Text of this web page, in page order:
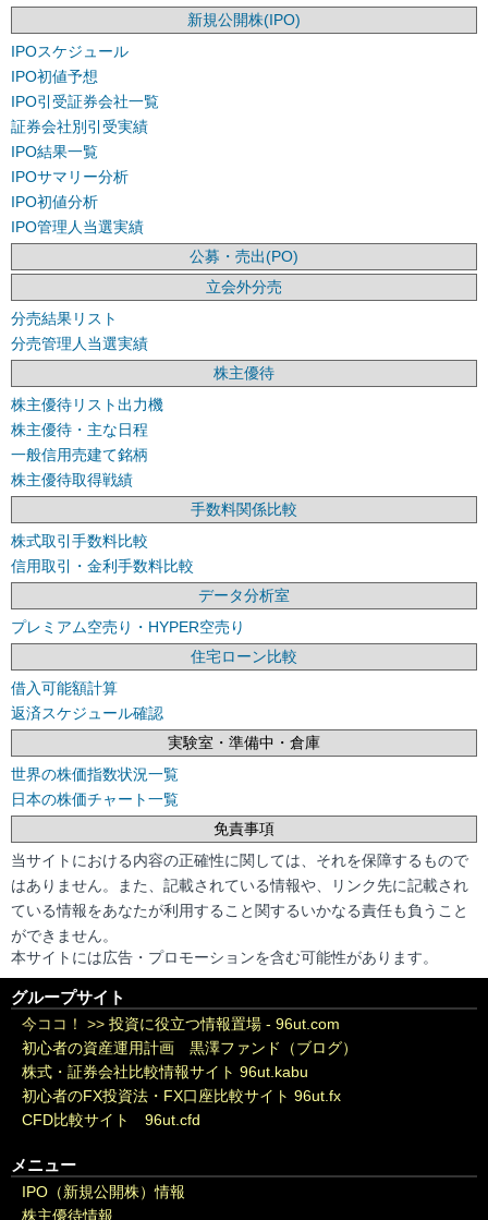
新規公開株(IPO)
IPOスケジュール
IPO初値予想
IPO引受証券会社一覧
証券会社別引受実績
IPO結果一覧
IPOサマリー分析
IPO初値分析
IPO管理人当選実績
公募・売出(PO)
立会外分売
分売結果リスト
分売管理人当選実績
株主優待
株主優待リスト出力機
株主優待・主な日程
一般信用売建て銘柄
株主優待取得戦績
手数料関係比較
株式取引手数料比較
信用取引・金利手数料比較
データ分析室
プレミアム空売り・HYPER空売り
住宅ローン比較
借入可能額計算
返済スケジュール確認
実験室・準備中・倉庫
世界の株価指数状況一覧
日本の株価チャート一覧
免責事項
当サイトにおける内容の正確性に関しては、それを保障するもので
はありません。また、記載されている情報や、リンク先に記載され
ている情報をあなたが利用すること関するいかなる責任も負うこと
ができません。
本サイトには広告・プロモーションを含む可能性があります。
グループサイト
今ココ！ >> 投資に役立つ情報置場 - 96ut.com
初心者の資産運用計画 黒澤ファンド（ブログ）
株式・証券会社比較情報サイト 96ut.kabu
初心者のFX投資法・FX口座比較サイト 96ut.fx
CFD比較サイト 96ut.cfd
メニュー
IPO（新規公開株）情報
株主優待情報